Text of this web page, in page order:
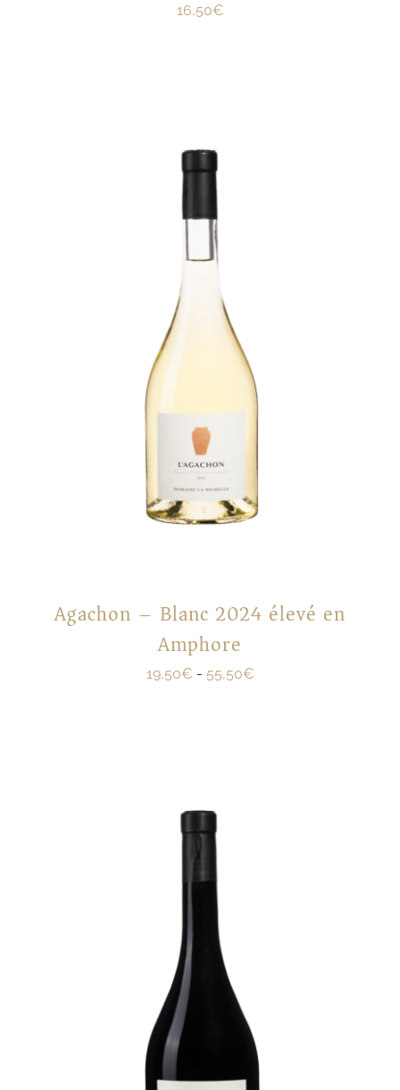
16,50€
Agachon – Blanc 2024 élevé en
Amphore
19,50€ - 55,50€